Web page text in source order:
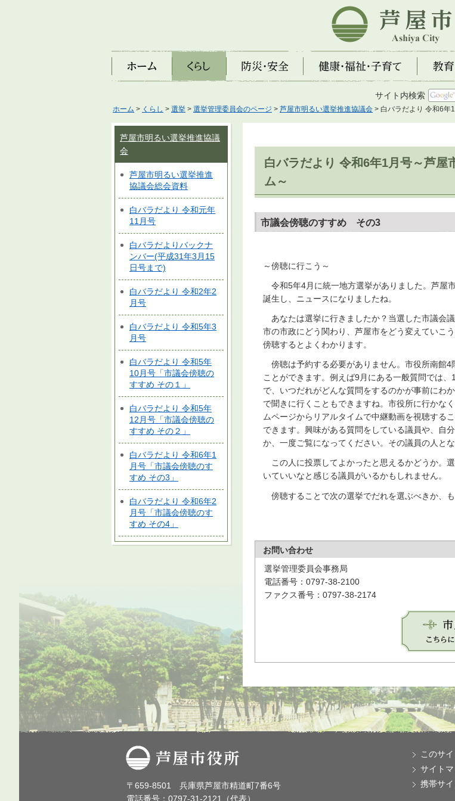
芦屋市
ホーム くらし 防災・安全 健康・福祉・子育て 教育・文
サイト内検索
ホーム > くらし > 選挙 > 選挙管理委員会のページ > 芦屋市明るい選挙推進協議会 > 白バラだより 令和6年
芦屋市明るい選挙推進協議
会
芦屋市明るい選挙推進
協議会総会資料
白バラだより 令和元年
11月号
白バラだよりバックナ
ンバー(平成31年3月15
日号まで)
白バラだより 令和2年2
月号
白バラだより 令和5年3
月号
白バラだより 令和5年
10月号「市議会傍聴の
すすめ その１」
白バラだより 令和5年
12月号「市議会傍聴の
すすめ その２」
白バラだより 令和6年1
月号「市議会傍聴のす
すめ その3」
白バラだより 令和6年2
月号「市議会傍聴のす
すめ その4」
白バラだより 令和6年1月号～芦屋
ム～
市議会傍聴のすすめ その3
～傍聴に行こう～
令和5年4月に統一地方選挙がありました。芦屋
誕生し、ニュースになりましたね。
あなたは選挙に行きましたか？当選した市議会
市の市政にどう関わり、芦屋市をどう変えていこ
傍聴するとよくわかります。
傍聴は予約する必要がありません。市役所南館4
ことができます。例えば9月にある一般質問では
で、いつだれがどんな質問をするのかが事前にわ
で聞きに行くこともできますね。市役所に行かな
ムページからリアルタイムで中継動画を視聴する
できます。興味がある質問をしている議員や、自
か、一度ご覧になってください。その議員の人と
この人に投票してよかったと思えるかどうか。
いていいなと感じる議員がいるかもしれません。
傍聴することで次の選挙でだれを選ぶべきか、
お問い合わせ
選挙管理委員会事務局
電話番号：0797-38-2100
ファクス番号：0797-38-2174
芦屋市役所
〒659-8501 兵庫県芦屋市精道町7番6号
電話番号：0797-31-2121（代表）
このサ
サイト
携帯サイ